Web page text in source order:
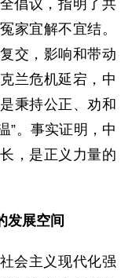
倡议，指明了共
家宜解不宜结。
交，影响和带动
兰危机延宕，中
秉持公正、劝和
”。事实证明，中
，是正义力量的
发展空间
会主义现代化强